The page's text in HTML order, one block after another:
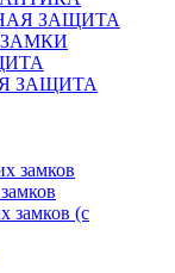
ЗАЩИТА
ЗАЩИТА
замков
замков (с